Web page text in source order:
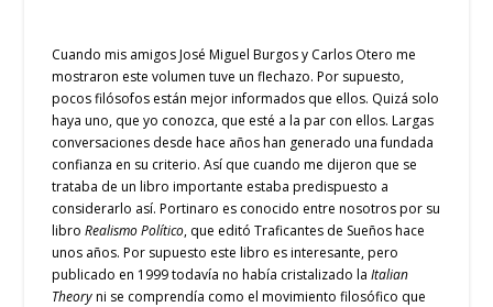
Cuando mis amigos José Miguel Burgos y Carlos Otero me
mostraron este volumen tuve un flechazo. Por supuesto,
pocos filósofos están mejor informados que ellos. Quizá solo
haya uno, que yo conozca, que esté a la par con ellos. Largas
conversaciones desde hace años han generado una fundada
confianza en su criterio. Así que cuando me dijeron que se
trataba de un libro importante estaba predispuesto a
considerarlo así. Portinaro es conocido entre nosotros por su
libroRealismo Político, que editó Traficantes de Sueños hace
unos años. Por supuesto este libro es interesante, pero
publicado en 1999 todavía no había cristalizado laItalian
Theoryni se comprendía como el movimiento filosófico que